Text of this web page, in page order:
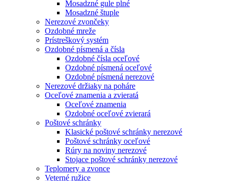
Mosadzné gule plné
Mosadzné štuple
Nerezové zvončeky
Ozdobné mreže
Prístreškový systém
Ozdobné písmená a čísla
Ozdobné čísla oceľové
Ozdobné písmená oceľové
Ozdobné písmená nerezové
Nerezové držiaky na poháre
Oceľové znamenia a zvieratá
Oceľové znamenia
Ozdobné oceľové zvierará
Poštové schránky
Klasické poštové schránky nerezové
Poštové schránky oceľové
Rúry na noviny nerezové
Stojace poštové schránky nerezové
Teplomery a zvonce
Veterné ružice